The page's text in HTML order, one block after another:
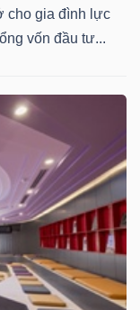
cho gia đình lực
vốn đầu tư...
chỉ quỹ Chứng